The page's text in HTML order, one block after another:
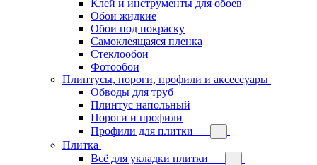
Клей и инструменты для обоев
Обои жидкие
Обои под покраску
Самоклеящаяся пленка
Стеклообои
Фотообои
Плинтусы, пороги, профили и аксессуары
Обводы для труб
Плинтус напольный
Пороги и профили
Профили для плитки
Плитка
Всё для укладки плитки